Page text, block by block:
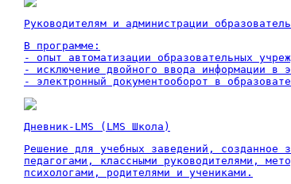
Руководителям и администрации
В программе:
- опыт автоматизации образовательных
- исключение двойного ввода информации в
- электронный документооборот в
Дневник-LMS (LMS Школа)
Решение для учебных заведений, созданное
педагогами, классными руководителями,
психологами, родителями и учениками.